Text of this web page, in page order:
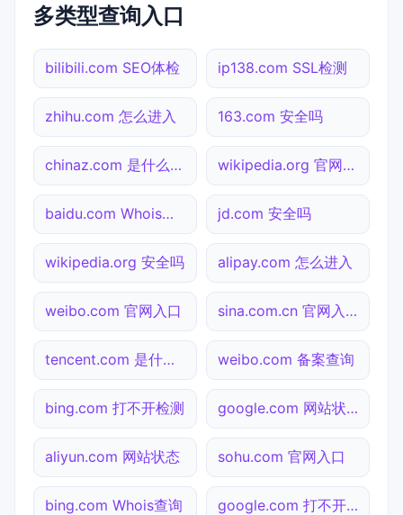
多类型查询入口
bilibili.com SEO体检 ip138.com SSL检测
zhihu.com 怎么进入 163.com 安全吗
chinaz.com 是什么网站 wikipedia.org 官网入口
baidu.com Whois查询 jd.com 安全吗
wikipedia.org 安全吗 alipay.com 怎么进入
weibo.com 官网入口 sina.com.cn 官网入口
tencent.com 是什么网站 weibo.com 备案查询
bing.com 打不开检测 google.com 网站状态
aliyun.com 网站状态 sohu.com 官网入口
bing.com Whois查询 google.com 打不开检测